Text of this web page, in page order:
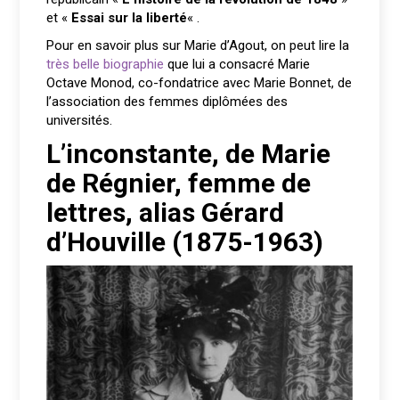
et « Essai sur la liberté« .
Pour en savoir plus sur Marie d’Agout, on peut lire la
très belle biographie que lui a consacré Marie
Octave Monod, co-fondatrice avec Marie Bonnet, de
l’association des femmes diplômées des
universités.
L’inconstante, de Marie
de Régnier, femme de
lettres, alias Gérard
d’Houville (1875-1963)